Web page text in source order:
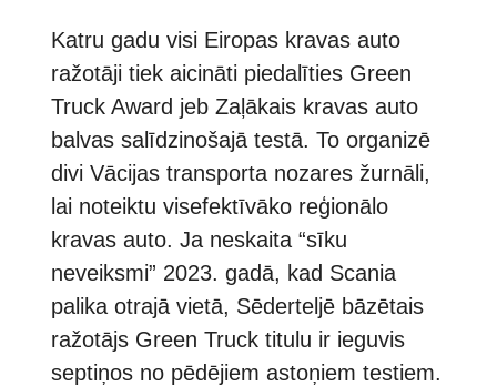
Katru gadu visi Eiropas kravas auto
ražotāji tiek aicināti piedalīties Green
Truck Award jeb Zaļākais kravas auto
balvas salīdzinošajā testā. To organizē
divi Vācijas transporta nozares žurnāli,
lai noteiktu visefektīvāko reģionālo
kravas auto. Ja neskaita “sīku
neveiksmi” 2023. gadā, kad Scania
palika otrajā vietā, Sēderteljē bāzētais
ražotājs Green Truck titulu ir ieguvis
septiņos no pēdējiem astoņiem testiem.